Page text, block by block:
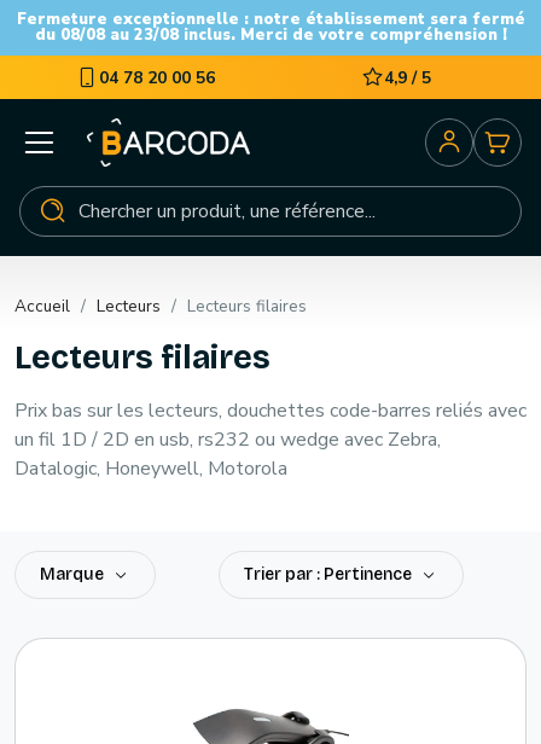
Fermeture exceptionnelle : notre établissement sera fermé
du 08/08 au 23/08 inclus. Merci de votre compréhension !
04 78 20 00 56 4,9 / 5
Accueil Lecteurs Lecteurs filaires
Lecteurs filaires
Prix bas sur les lecteurs, douchettes code-barres reliés avec
un fil 1D / 2D en usb, rs232 ou wedge avec Zebra,
Datalogic, Honeywell, Motorola
Marque Trier par : Pertinence